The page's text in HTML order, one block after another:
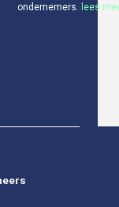
ondernemers.
lees